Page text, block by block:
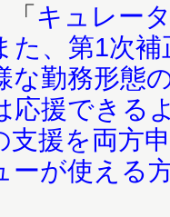
「キュレー
た、第1次
な勤務形態
応援できる
支援を両方
ーが使える